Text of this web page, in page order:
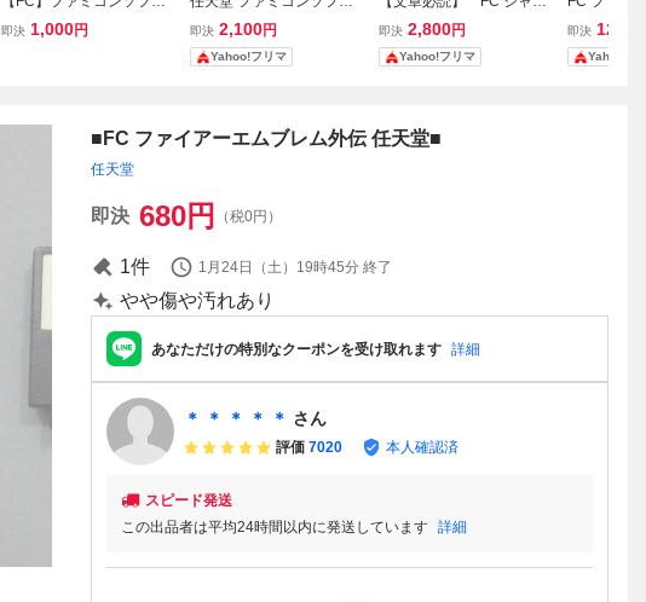
ファイアーエムブレム
即決 1,000円
ファイアーエムブレム外
伝 箱・説明書付き
即決 2,100円
Yahoo!フリマ
トブリード ファイアーエ
ムブレム外伝 2本セット
即決 2,800円
Yahoo!フリマ
外伝 箱・
堂 ファミ
即決
Yahoo!フ
■FC ファイアーエムブレム外伝 任天堂■
任天堂
即決 680円 （税0円）
1件 1月24日（土）19時45分 終了
やや傷や汚れあり
あなただけの特別なクーポンを受け取れます 詳細
＊ ＊ ＊ ＊ ＊ さん
評価 7020 本人確認済
スピード発送
この出品者は平均24時間以内に発送しています 詳細